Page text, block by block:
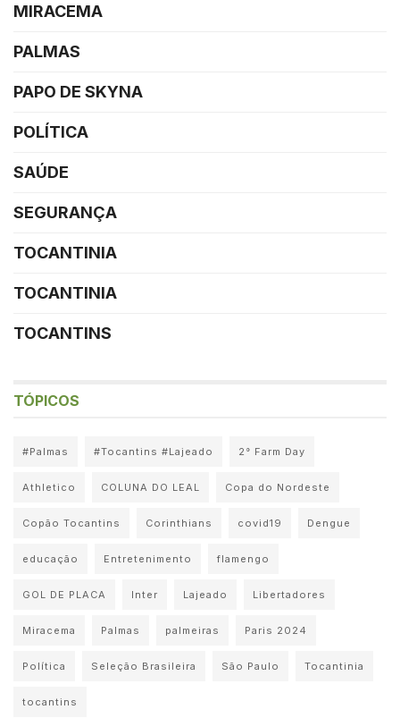
MIRACEMA
PALMAS
PAPO DE SKYNA
POLÍTICA
SAÚDE
SEGURANÇA
TOCANTINIA
TOCANTINIA
TOCANTINS
TÓPICOS
#Palmas #Tocantins #Lajeado 2° Farm Day
Athletico COLUNA DO LEAL Copa do Nordeste
Copão Tocantins Corinthians covid19 Dengue
educação Entretenimento flamengo
GOL DE PLACA Inter Lajeado Libertadores
Miracema Palmas palmeiras Paris 2024
Política Seleção Brasileira São Paulo Tocantinia
tocantins